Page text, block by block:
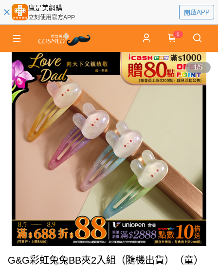
康是美網購
立刻使用官方APP
開啟APP
0
1/5
G&G彩虹兔兔BB夾2入組（隨機出貨）（童）